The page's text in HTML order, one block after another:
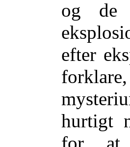
og de
efter
hurtigt
for, at